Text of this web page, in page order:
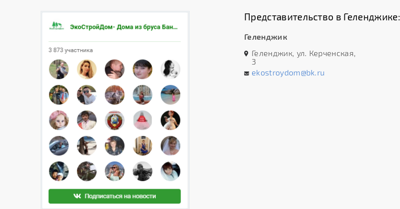
Представительство в Геленджике:
Геленджик
Геленджик, ул. Керченская,
3
ekostroydom@bk.ru